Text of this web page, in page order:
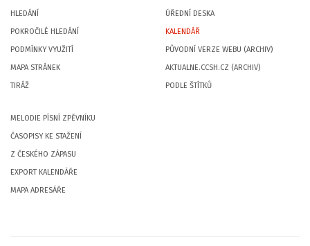
HLEDÁNÍ
POKROČILÉ HLEDÁNÍ
PODMÍNKY VYUŽITÍ
MAPA STRÁNEK
TIRÁŽ
ÚŘEDNÍ DESKA
KALENDÁŘ
PŮVODNÍ VERZE WEBU (ARCHIV)
AKTUALNE.CCSH.CZ (ARCHIV)
PODLE ŠTÍTKŮ
MELODIE PÍSNÍ ZPĚVNÍKU
ČASOPISY KE STAŽENÍ
Z ČESKÉHO ZÁPASU
EXPORT KALENDÁŘE
MAPA ADRESÁŘE